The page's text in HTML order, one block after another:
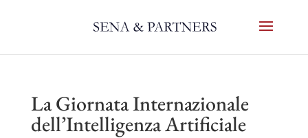
La Giornata Internazionale
dell’Intelligenza Artificiale